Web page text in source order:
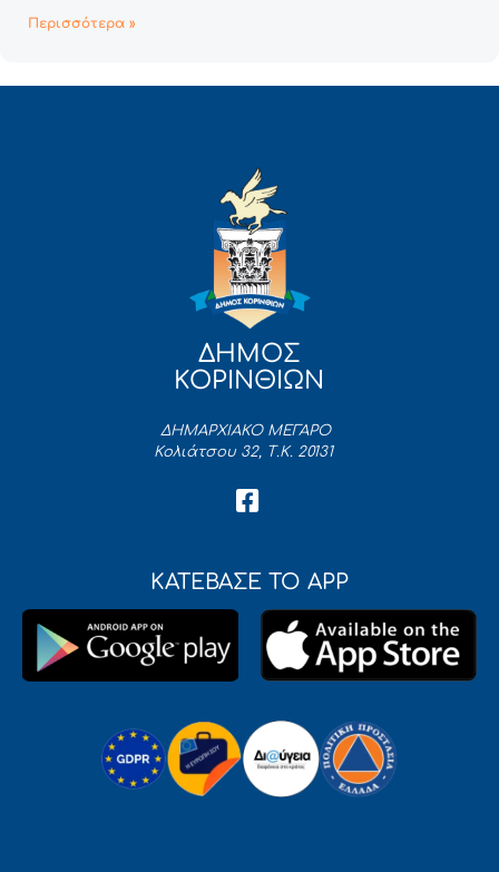
Περισσότερα »
ΔΗΜΟΣ
ΚΟΡΙΝΘΙΩΝ
ΔΗΜΑΡΧΙΑΚΟ ΜΕΓΑΡΟ
Κολιάτσου 32, Τ.Κ. 20131
ΚΑΤΕΒΑΣΕ ΤΟ APP